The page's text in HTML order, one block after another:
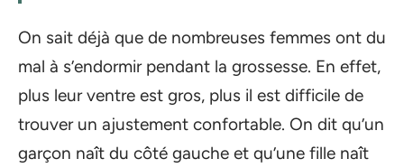
On sait déjà que de nombreuses femmes ont du
mal à s’endormir pendant la grossesse. En effet,
plus leur ventre est gros, plus il est difficile de
trouver un ajustement confortable. On dit qu’un
garçon naît du côté gauche et qu’une fille naît